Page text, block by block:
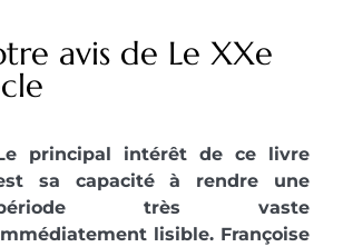
avis de Le XXe
principal intérêt de ce livre
sa capacité à rendre une
très vaste
lisible. Françoise